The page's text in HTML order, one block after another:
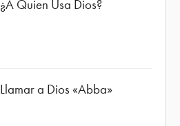
¿A Quien Usa Dios?
Llamar a Dios «Abba»